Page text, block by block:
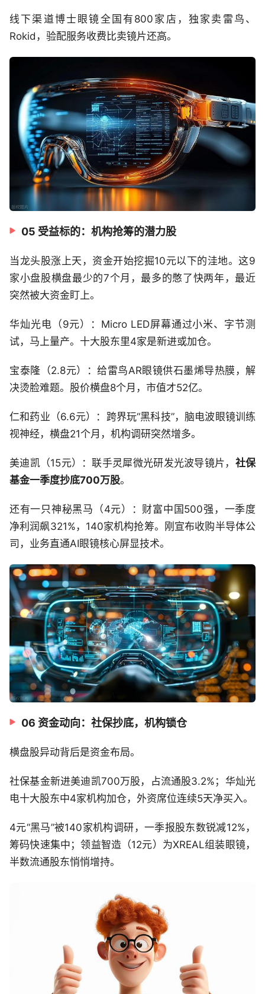
线下渠道博士眼镜全国有800家店，独家卖雷鸟、
Rokid，验配服务收费比卖镜片还高。
05 受益标的：机构抢筹的潜力股
当龙头股涨上天，资金开始挖掘10元以下的洼地。这9
家小盘股横盘最少的7个月，最多的憋了快两年，最近
突然被大资金盯上。
华灿光电（9元）：Micro LED屏幕通过小米、字节测
试，马上量产。十大股东里4家是新进或加仓。
宝泰隆（2.8元）：给雷鸟AR眼镜供石墨烯导热膜，解
决烫脸难题。股价横盘8个月，市值才52亿。
仁和药业（6.6元）：跨界玩“黑科技”，脑电波眼镜训练
视神经，横盘21个月，机构调研突然增多。
美迪凯（15元）：联手灵犀微光研发光波导镜片， 社保
基金一季度抄底700万股。
还有一只神秘黑马（4元）：财富中国500强，一季度
净利润飙321%，140家机构抢筹。刚宣布收购半导体公
司，业务直通AI眼镜核心屏显技术。
06 资金动向：社保抄底，机构锁仓
横盘股异动背后是资金布局。
社保基金新进美迪凯700万股，占流通股3.2%；华灿光
电十大股东中4家机构加仓，外资席位连续5天净买入。
4元“黑马”被140家机构调研，一季报股东数锐减12%，
筹码快速集中；领益智造（12元）为XREAL组装眼镜，
半数流通股东悄悄增持。